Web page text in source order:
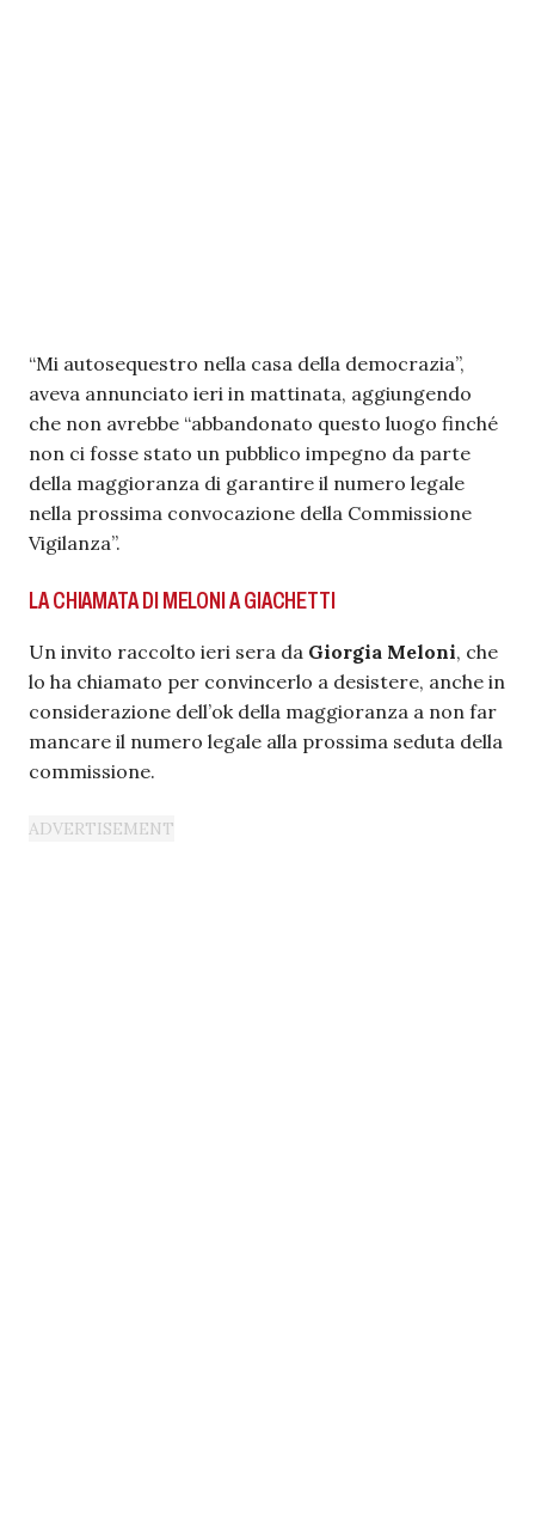
“Mi autosequestro nella casa della democrazia”,
aveva annunciato ieri in mattinata, aggiungendo
che non avrebbe “abbandonato questo luogo finché
non ci fosse stato un pubblico impegno da parte
della maggioranza di garantire il numero legale
nella prossima convocazione della Commissione
Vigilanza”.
LA CHIAMATA DI MELONI A GIACHETTI
Un invito raccolto ieri sera da Giorgia Meloni, che
lo ha chiamato per convincerlo a desistere, anche in
considerazione dell’ok della maggioranza a non far
mancare il numero legale alla prossima seduta della
commissione.